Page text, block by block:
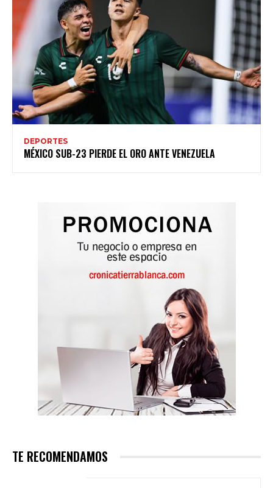
DEPORTES
MÉXICO SUB-23 PIERDE EL ORO ANTE VENEZUELA
TE RECOMENDAMOS